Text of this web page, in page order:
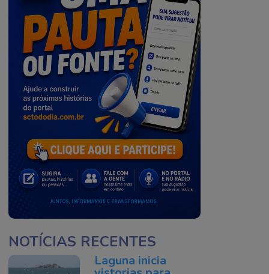
NOTÍCIAS RECENTES
Laguna inicia